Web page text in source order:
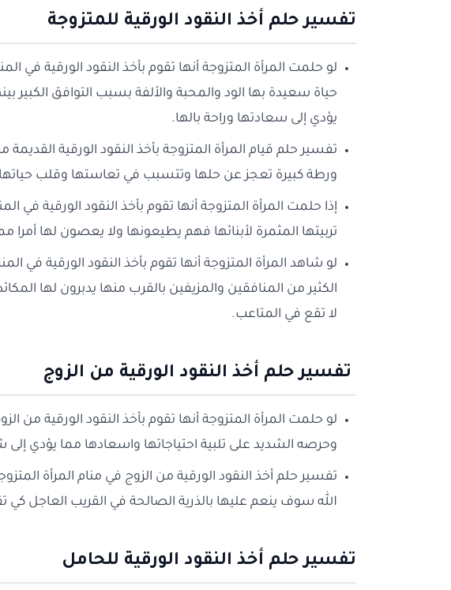
تفسير حلم أخذ النقود الورقية للمتزوجة
لو حلمت المرأة المتزوجة أنها تقوم بأخذ النقود الورقية
حياة سعيدة بها الود والمحبة والألفة بسبب التوافق الكبير
يؤدي إلى سعادتها وراحة بالها.
تفسير حلم قيام المرأة المتزوجة بأخذ النقود الورقية
ورطة كبيرة تعجز عن حلها وتتسبب في تعاستها وقلب
إذا حلمت المرأة المتزوجة أنها تقوم بأخذ النقود الورقية في
تربيتها المثمرة لأبنائها فهم يطيعونها ولا يعصون لها أمرا
لو شاهد المرأة المتزوجة أنها تقوم بأخذ النقود الورقية في
الكثير من المنافقين والمزيفين بالقرب منها يدبرون لها
لا تقع في المتاعب.
تفسير حلم أخذ النقود الورقية من الزوج
لو حلمت المرأة المتزوجة أنها تقوم بأخذ النقود الورقية من
وحرصه الشديد على تلبية احتياجاتها واسعادها مما يؤدي
تفسير حلم أخذ النقود الورقية من الزوج في منام المرأة
الله سوف ينعم عليها بالذرية الصالحة في القريب العاجل كي
تفسير حلم أخذ النقود الورقية للحامل